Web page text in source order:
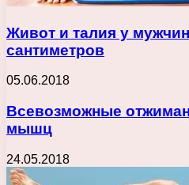
Живот и талия у
сантиметров
05.06.2018
Всевозможные
мышц
24.05.2018